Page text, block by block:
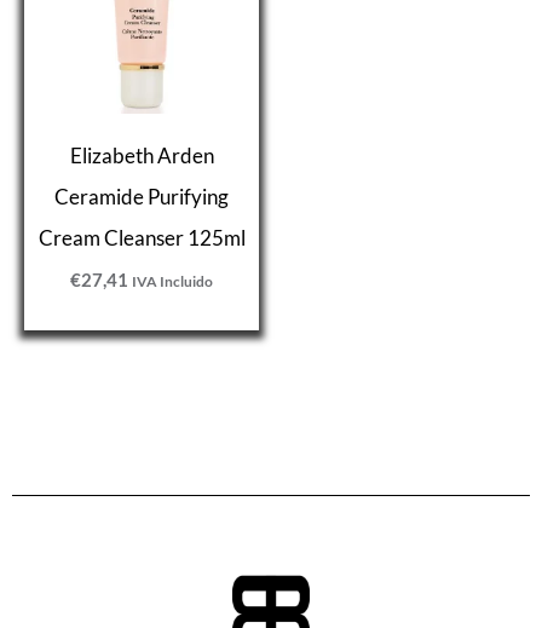
Elizabeth Arden
Ceramide Purifying
Cream Cleanser 125ml
€27,41 IVA Incluido